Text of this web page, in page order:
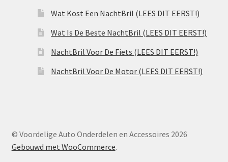
Wat Kost Een NachtBril (LEES DIT EERST!)
Wat Is De Beste NachtBril (LEES DIT EERST!)
NachtBril Voor De Fiets (LEES DIT EERST!)
NachtBril Voor De Motor (LEES DIT EERST!)
© Voordelige Auto Onderdelen en Accessoires 2026
Gebouwd met WooCommerce.